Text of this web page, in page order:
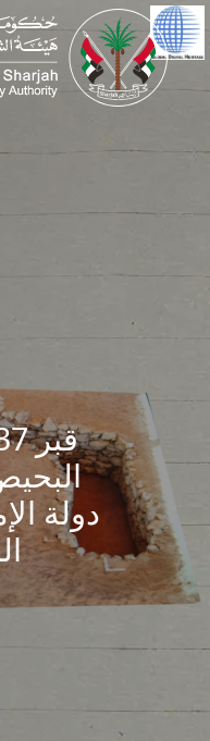
Skip to main
دولة